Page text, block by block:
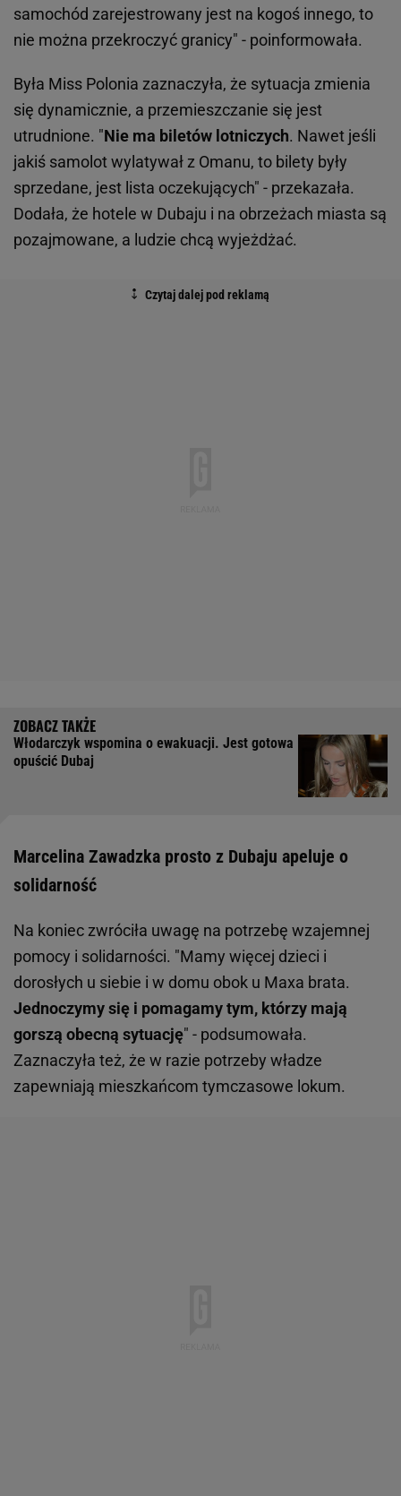
samochód zarejestrowany jest na kogoś innego, to
nie można przekroczyć granicy" - poinformowała.
Była Miss Polonia zaznaczyła, że sytuacja zmienia
się dynamicznie, a przemieszczanie się jest
utrudnione. "Nie ma biletów lotniczych. Nawet jeśli
jakiś samolot wylatywał z Omanu, to bilety były
sprzedane, jest lista oczekujących" - przekazała.
Dodała, że hotele w Dubaju i na obrzeżach miasta są
pozajmowane, a ludzie chcą wyjeżdżać.
Włodarczyk wspomina o ewakuacji. Jest gotowa
opuścić Dubaj
Marcelina Zawadzka prosto z Dubaju apeluje o
solidarność
Na koniec zwróciła uwagę na potrzebę wzajemnej
pomocy i solidarności. "Mamy więcej dzieci i
dorosłych u siebie i w domu obok u Maxa brata.
Jednoczymy się i pomagamy tym, którzy mają
gorszą obecną sytuację" - podsumowała.
Zaznaczyła też, że w razie potrzeby władze
zapewniają mieszkańcom tymczasowe lokum.